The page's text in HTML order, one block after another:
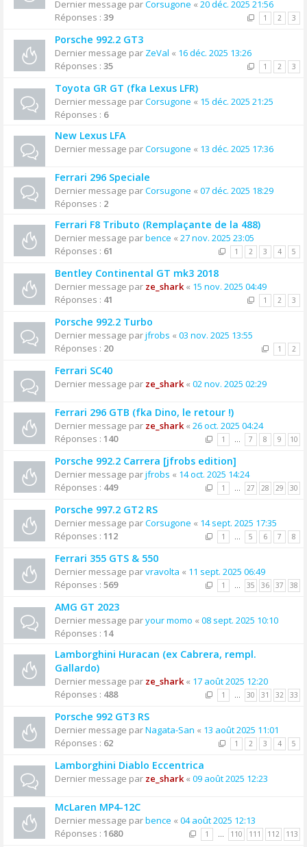
Dernier message parCorsugone « 20 déc. 2025 21:56
Réponses : 39 1 2 3
Porsche 992.2 GT3
Dernier message par ZeVal « 16 déc. 2025 13:26
Réponses : 35 1 2 3
Toyota GR GT (fka Lexus LFR)
Dernier message parCorsugone « 15 déc. 2025 21:25
Réponses : 6
New Lexus LFA
Dernier message parCorsugone « 13 déc. 2025 17:36
Ferrari 296 Speciale
Dernier message parCorsugone « 07 déc. 2025 18:29
Réponses : 2
Ferrari F8 Tributo (Remplaçante de la 488)
Dernier message parbence « 27 nov. 2025 23:05
Réponses : 61 1 2 3 4 5
Bentley Continental GT mk3 2018
Dernier message par ze_shark« 15 nov. 2025 04:49
Réponses : 41 1 2 3
Porsche 992.2 Turbo
Dernier message parjfrobs « 03 nov. 2025 13:55
Réponses : 20 1 2
Ferrari SC40
Dernier message par ze_shark« 02 nov. 2025 02:29
Ferrari 296 GTB (fka Dino, le retour !)
Dernier message par ze_shark« 26 oct. 2025 04:24
Réponses : 140 1 … 7 8 9 10
Porsche 992.2 Carrera [jfrobs edition]
Dernier message parjfrobs « 14 oct. 2025 14:24
Réponses : 449 1 … 27 28 29 30
Porsche 997.2 GT2 RS
Dernier message parCorsugone « 14 sept. 2025 17:35
Réponses : 112 1 … 5 6 7 8
Ferrari 355 GTS & 550
Dernier message parvravolta « 11 sept. 2025 06:49
Réponses : 569 1 … 35 36 37 38
AMG GT 2023
Dernier message paryour momo « 08 sept. 2025 10:10
Réponses : 14
Lamborghini Huracan (ex Cabrera, rempl.
Gallardo)
Dernier message par ze_shark« 17 août 2025 12:20
Réponses : 488 1 … 30 31 32 33
Porsche 992 GT3 RS
Dernier message parNagata-San « 13 août 2025 11:01
Réponses : 62 1 2 3 4 5
Lamborghini Diablo Eccentrica
Dernier message par ze_shark« 09 août 2025 12:23
McLaren MP4-12C
Dernier message parbence « 04 août 2025 12:13
Réponses : 1680 1 … 110 111 112 113